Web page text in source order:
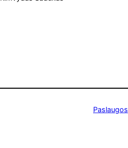
Paslaugos